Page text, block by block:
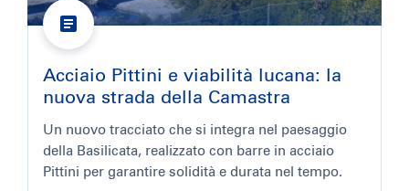
Acciaio Pittini e viabilità lucana: la
nuova strada della Camastra
Un nuovo tracciato che si integra nel paesaggio
della Basilicata, realizzato con barre in acciaio
Pittini per garantire solidità e durata nel tempo.